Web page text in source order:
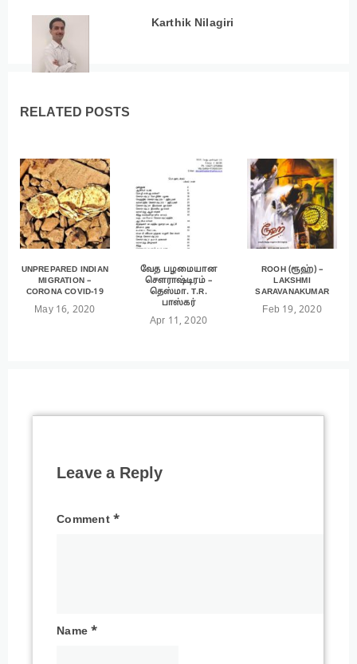
Karthik Nilagiri
RELATED POSTS
UNPREPARED INDIAN
MIGRATION –
CORONA COVID-19
May 16, 2020
வேத பழமையான
சௌராஷ்டிரம் –
தெஸ்மா. T.R.
பாஸ்கர்
Apr 11, 2020
ROOH (ரூஹ்) –
LAKSHMI
SARAVANAKUMAR
Feb 19, 2020
Leave a Reply
Comment*
Name*